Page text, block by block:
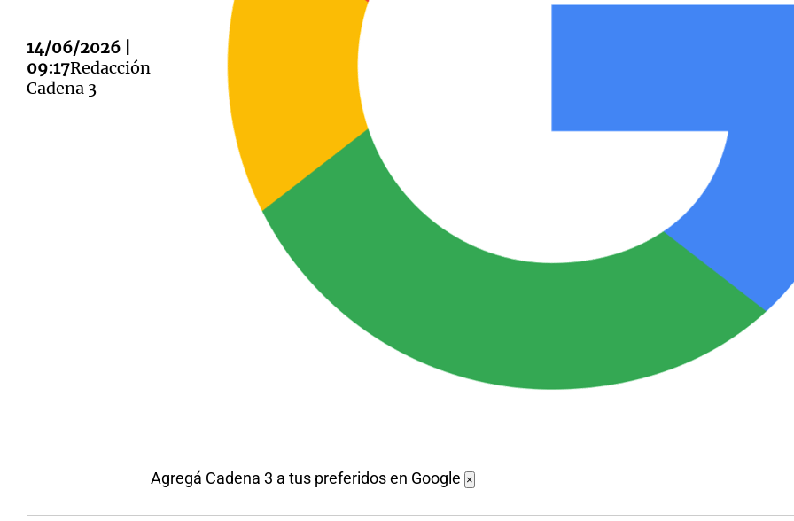
14/06/2026 |
09:17Redacción
Cadena 3
Agregá Cadena 3 a tus preferidos en Google ×
Editorial
Notas
Mundial 2026 La Sole en Cadena 3
Notas
Cadena 3